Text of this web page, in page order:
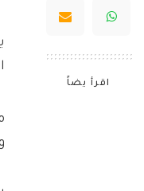
اقرأ يضاً